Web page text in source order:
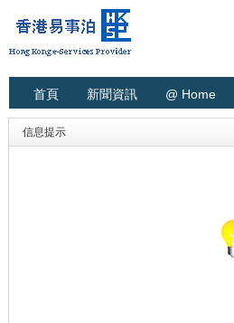
首頁 新聞資訊 @ Home
信息提示